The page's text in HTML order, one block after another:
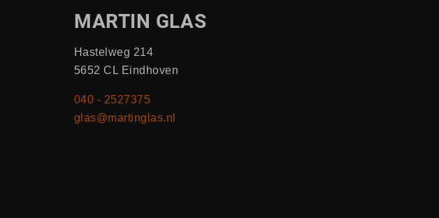
MARTIN GLAS
Hastelweg 214
5652 CL Eindhoven
040 - 2527375
glas@martinglas.nl